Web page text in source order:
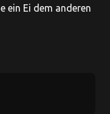
ein Ei dem anderen